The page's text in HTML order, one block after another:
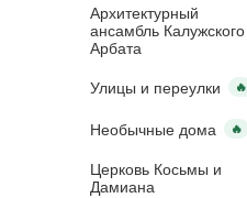
Архитектурный
ансамбль Калужского
Арбата
Улицы и переулки 🔥
Необычные дома 🔥
Церковь Косьмы и
Дамиана